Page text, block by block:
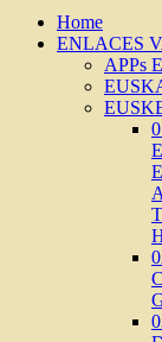
Home
ENLACES
APPs